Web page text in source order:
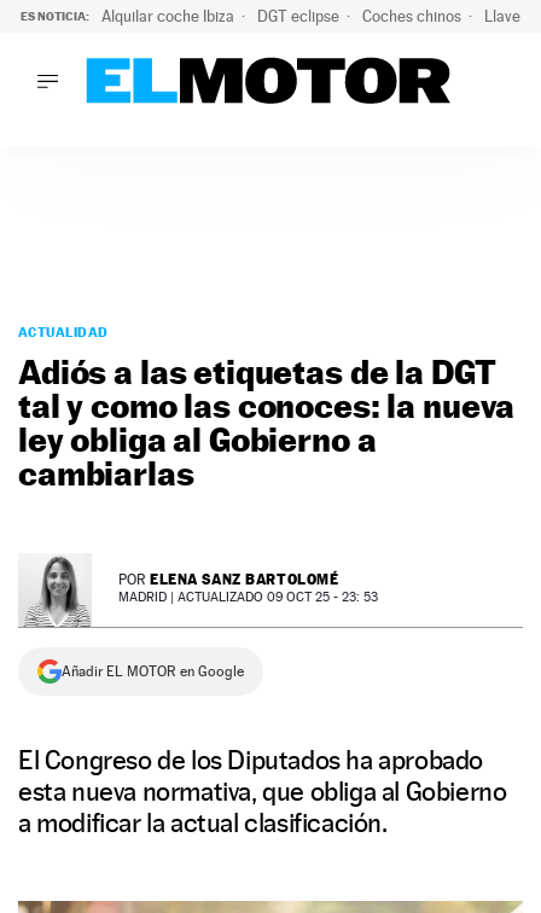
ES NOTICIA: Alquilar coche Ibiza DGT eclipse Coches chinos Llaves
PODCAST
MOTOS
TECNOLOGÍA
SUPERCOCHES
MOTORTV
NEWSLETTER
ACTUALIDAD
Adiós a las etiquetas de la DGT
tal y como las conoces: la nueva
ley obliga al Gobierno a
cambiarlas
POR ELENA SANZ BARTOLOMÉ
MADRID | ACTUALIZADO 09 OCT 25 - 23: 53
Añadir EL MOTOR en Google
El Congreso de los Diputados ha aprobado
esta nueva normativa, que obliga al Gobierno
a modificar la actual clasificación.